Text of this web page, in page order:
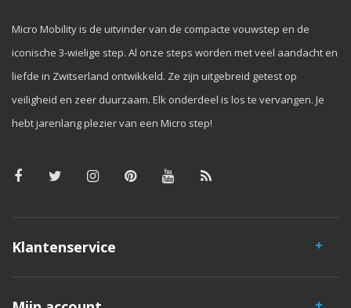
Micro Mobility is de uitvinder van de compacte vouwstep en de
iconische 3-wielige step. Al onze steps worden met veel aandacht en
liefde in Zwitserland ontwikkeld. Ze zijn uitgebreid getest op
veiligheid en zeer duurzaam. Elk onderdeel is los te vervangen. Je
hebt jarenlang plezier van een Micro step!
Klantenservice